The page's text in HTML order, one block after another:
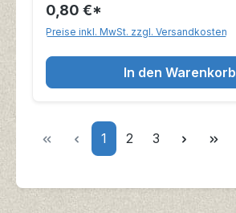
0,80 €*
Preise inkl. MwSt. zzgl. Versandkosten
In den Warenkorb
Seite
1 Seite
2 Seite
3